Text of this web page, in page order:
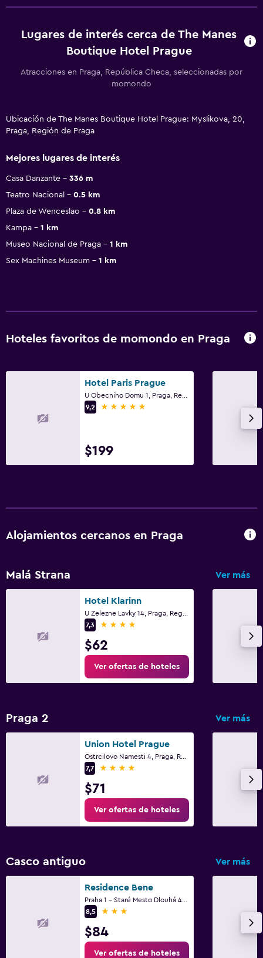
Lugares de interés cerca de The Manes
Boutique Hotel Prague
Atracciones en Praga, República Checa, seleccionadas por
momondo
Ubicación de The Manes Boutique Hotel Prague: Myslikova, 20,
Praga, Región de Praga
Mejores lugares de interés
Casa Danzante
336 m
Teatro Nacional
0.5 km
Plaza de Wenceslao
0.8 km
Kampa
1 km
Museo Nacional de Praga
1 km
Sex Machines Museum
1 km
Hoteles favoritos de momondo en Praga
Hotel Paris Prague
9,2
5 estrellas
$199
Alojamientos cercanos en Praga
Malá Strana Ver más
Hotel Klarinn
7,3
4 estrellas
$62
Ver ofertas de hoteles
Praga 2 Ver más
Union Hotel Prague
7,7
4 estrellas
$71
Ver ofertas de hoteles
Casco antiguo Ver más
Residence Bene
8,5
3 estrellas
$84
Ver ofertas de hoteles